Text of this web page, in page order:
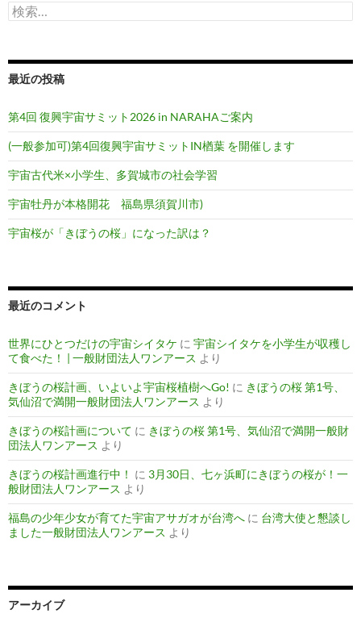
ョ
検
索:
最近の投稿
第4回 復興宇宙サミット2026 in NARAHAご案内
(一般参加可)第4回復興宇宙サミットIN楢葉 を開催します
宇宙古代米×小学生、多賀城市の社会学習
宇宙牡丹が本格開花 福島県須賀川市)
宇宙桜が「きぼうの桜」になった訳は？
最近のコメント
世界にひとつだけの宇宙シイタケ に 宇宙シイタケを小学生が収穫し
て食べた！ | 一般財団法人ワンアース より
きぼうの桜計画、いよいよ宇宙桜植樹へGo! に きぼうの桜 第1号、
気仙沼で満開一般財団法人ワンアース より
きぼうの桜計画について に きぼうの桜 第1号、気仙沼で満開一般財
団法人ワンアース より
きぼうの桜計画進行中！ に 3月30日、七ヶ浜町にきぼうの桜が！一
般財団法人ワンアース より
福島の少年少女が育てた宇宙アサガオが台湾へ に 台湾大使と懇談し
ました一般財団法人ワンアース より
アーカイブ